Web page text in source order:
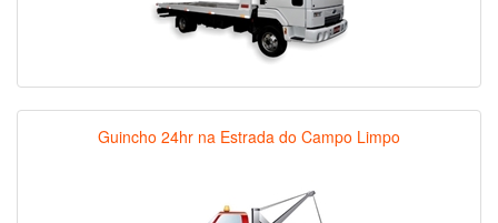
Guincho 24hr na Estrada do Campo Limpo